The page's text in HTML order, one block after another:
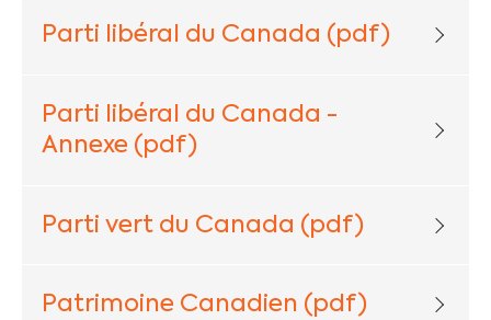
Parti libéral du Canada (pdf)
Parti libéral du Canada -
Annexe (pdf)
Parti vert du Canada (pdf)
Patrimoine Canadien (pdf)